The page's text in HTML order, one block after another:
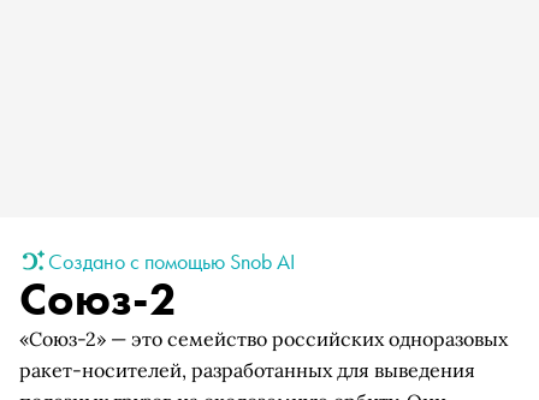
Создано с помощью Snob AI
Союз-2
«Союз-2» — это семейство российских одноразовых
ракет-носителей, разработанных для выведения